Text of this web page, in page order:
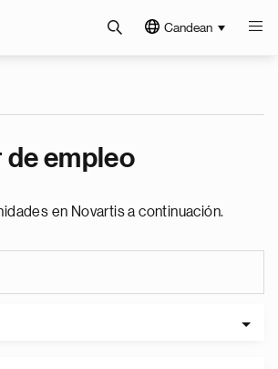
Candean
de empleo
en Novartis a continuación.